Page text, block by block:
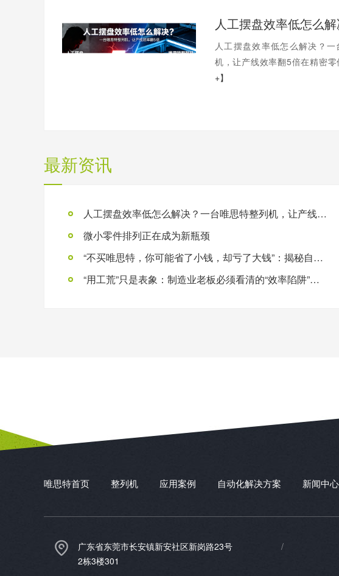
人工摆盘效率低怎么解决？一
机，让产线效率翻5倍在精密零
+】
最新资讯
人工摆盘效率低怎么解决？一台唯思特整列机，让产线效率翻5倍
微小零件排列正在成为新瓶颈
“不买唯思特，你可能省了小钱，却亏了大钱”：揭秘自动化整列的“隐性成本”黑洞
“用工荒”只是表象：制造业老板必须看清的“效率陷阱”与“品质红利”
唯思特首页 整列机 应用案例 自动化解决方案 新闻中心
广东省东莞市长安镇新安社区新岗路23号
2栋3楼301